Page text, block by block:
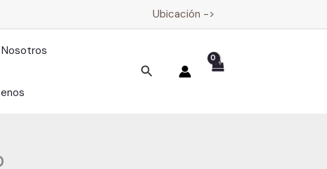
Ubicación ->
Nosotros
Buscar